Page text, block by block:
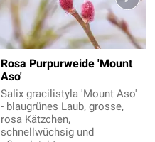
Rosa Purpurweide 'Mount
Aso'
Salix gracilistyla 'Mount Aso'
- blaugrünes Laub, grosse,
rosa Kätzchen,
schnellwüchsig und